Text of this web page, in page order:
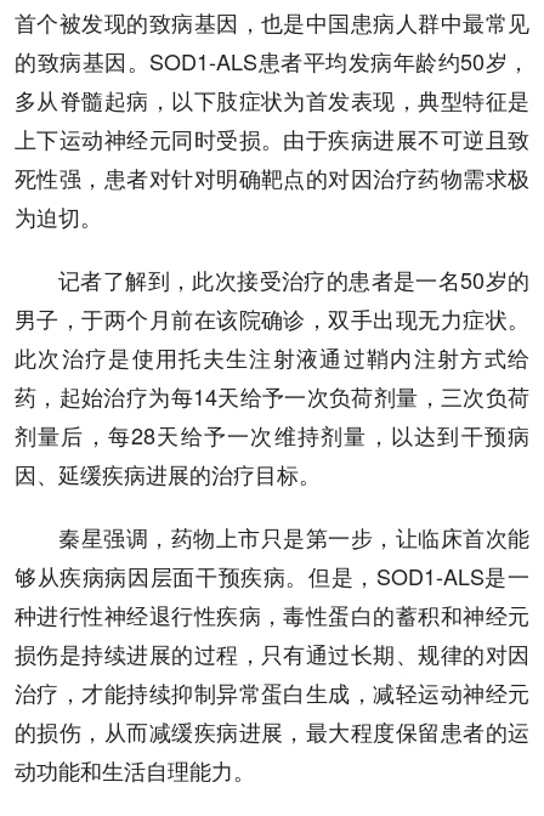
首个被发现的致病基因，也是中国患病人群中最常见
的致病基因。SOD1-ALS患者平均发病年龄约50岁，
多从脊髓起病，以下肢症状为首发表现，典型特征是
上下运动神经元同时受损。由于疾病进展不可逆且致
死性强，患者对针对明确靶点的对因治疗药物需求极
为迫切。
记者了解到，此次接受治疗的患者是一名50岁的
男子，于两个月前在该院确诊，双手出现无力症状。
此次治疗是使用托夫生注射液通过鞘内注射方式给
药，起始治疗为每14天给予一次负荷剂量，三次负荷
剂量后，每28天给予一次维持剂量，以达到干预病
因、延缓疾病进展的治疗目标。
秦星强调，药物上市只是第一步，让临床首次能
够从疾病病因层面干预疾病。但是，SOD1-ALS是一
种进行性神经退行性疾病，毒性蛋白的蓄积和神经元
损伤是持续进展的过程，只有通过长期、规律的对因
治疗，才能持续抑制异常蛋白生成，减轻运动神经元
的损伤，从而减缓疾病进展，最大程度保留患者的运
动功能和生活自理能力。